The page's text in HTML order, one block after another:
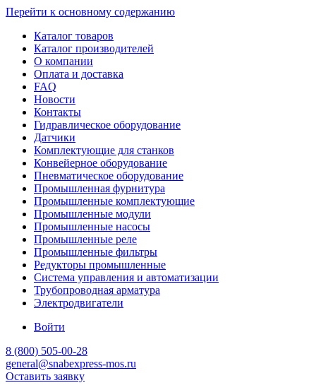
Перейти к основному содержанию
Каталог товаров
Каталог производителей
О компании
Оплата и доставка
FAQ
Новости
Контакты
Гидравлическое оборудование
Датчики
Комплектующие для станков
Конвейерное оборудование
Пневматическое оборудование
Промышленная фурнитура
Промышленные комплектующие
Промышленные модули
Промышленные насосы
Промышленные реле
Промышленные фильтры
Редукторы промышленные
Система управления и автоматизации
Трубопроводная арматура
Электродвигатели
Войти
8 (800) 505-00-28
general@snabexpress-mos.ru
Оставить заявку